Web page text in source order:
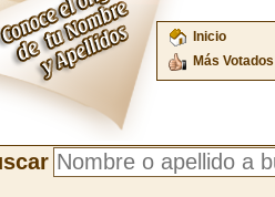
Inicio
Más Votados